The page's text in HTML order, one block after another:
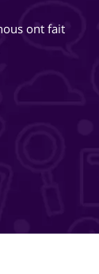
ont fait